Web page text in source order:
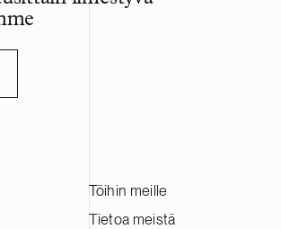
Töihin meille
Tietoa meistä